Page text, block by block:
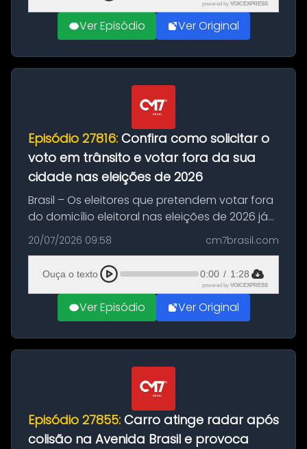
powered by VOICEXPRESS
Ver Episódio Ver Original
Episódio 27816: Confira como solicitar o
voto em trânsito e votar fora da sua
cidade nas eleições de 2026
Brasil – Os eleitores que pretendem votar fora
do domicílio eleitoral nas eleições de 2026 já
podem solicitar o voto em trânsito a partir
desta segunda-feira (20). O pedido pode ser
feito até 20 de ag...
20/07/2026 09:58 cm7brasil.com
Ouça o texto 0:00 / 1:28
powered by VOICEXPRESS
Ver Episódio Ver Original
Episódio 27855: Carro atinge radar após
colisão na Avenida Brasil e provoca